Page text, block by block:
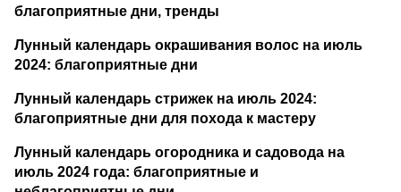
благоприятные дни, тренды
Лунный календарь окрашивания волос на июль
2024: благоприятные дни
Лунный календарь стрижек на июль 2024:
благоприятные дни для похода к мастеру
Лунный календарь огородника и садовода на
июль 2024 года: благоприятные и